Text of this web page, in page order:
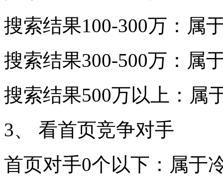
搜索结果100-300万：属
搜索结果300-500万：属
搜索结果500万以上：属
3、 看首页竞争对手
首页对手0个以下：属于